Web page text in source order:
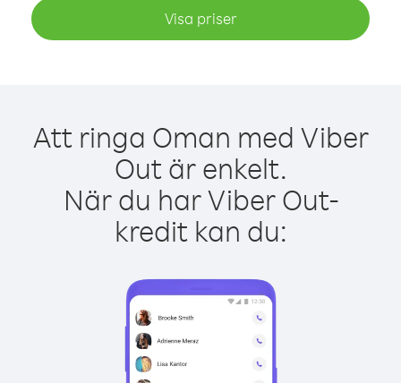
Visa priser
Att ringa Oman med Viber
Out är enkelt.
När du har Viber Out-
kredit kan du: